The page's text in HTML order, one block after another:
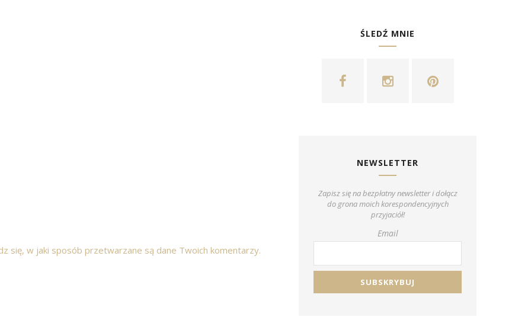
się, w jaki sposób przetwarzane są dane Twoich komentarzy.
ŚLEDŹ MNIE
NEWSLETTER
Zapisz się na bezpłatny newsletter i dołącz
do grona moich korespondencyjnych
przyjaciół!
Email